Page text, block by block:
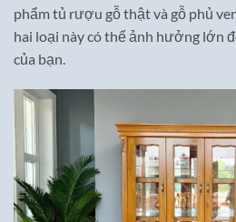
phẩm tủ rượu gỗ thật và gỗ phủ
hai loại này có thể ảnh hưởng lớn
của bạn.